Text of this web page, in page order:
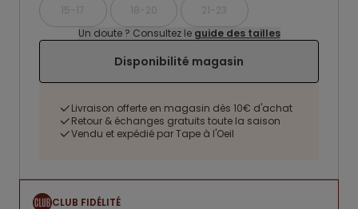
15-17 18-20
21-23
Un doute ? Consultez le guide des tailles
Disponibilité magasin
Livraison offerte en magasin dès 10€ d'achat
Retour & échanges gratuits toute la saison
Vendu et expédié par Tape à l'Oeil
CLUB FIDÉLITÉ